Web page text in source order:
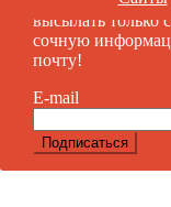
высылать только
сочную
почту!
E-mail